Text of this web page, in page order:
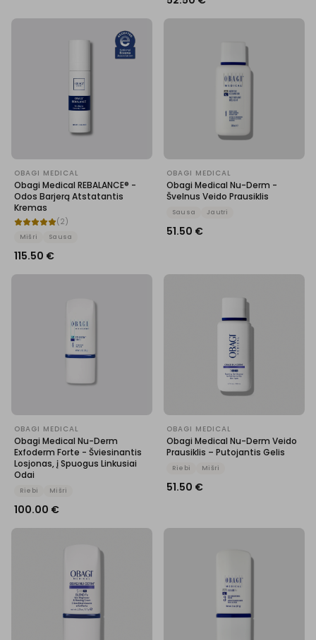
OBAGI MEDICAL
Obagi Medical REBALANCE® -
Odos Barjerą Atstatantis
Kremas
( 2 )
Mišri Sausa
115.50 €
OBAGI MEDICAL
Obagi Medical Nu-Derm -
Švelnus Veido Prausiklis
Sausa Jautri
51.50 €
OBAGI MEDICAL
Obagi Medical Nu-Derm
Exfoderm Forte - Šviesinantis
Losjonas, į Spuogus Linkusiai
Odai
Riebi Mišri
100.00 €
OBAGI MEDICAL
Obagi Medical Nu-Derm Veido
Prausiklis – Putojantis Gelis
Riebi Mišri
51.50 €